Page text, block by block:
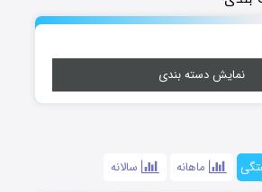
نمایش دسته بندی
ماهانه سالانه